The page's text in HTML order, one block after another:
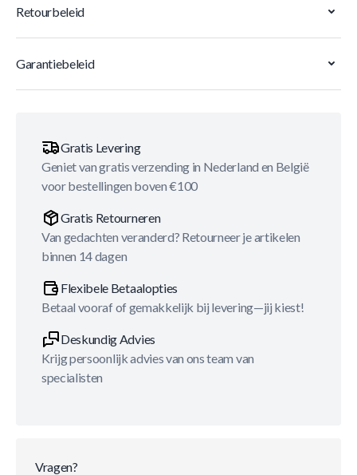
Retourbeleid
Garantiebeleid
Gratis Levering
Geniet van gratis verzending in Nederland en België
voor bestellingen boven €100
Gratis Retourneren
Van gedachten veranderd? Retourneer je artikelen
binnen 14 dagen
Flexibele Betaalopties
Betaal vooraf of gemakkelijk bij levering—jij kiest!
Deskundig Advies
Krijg persoonlijk advies van ons team van
specialisten
Vragen?